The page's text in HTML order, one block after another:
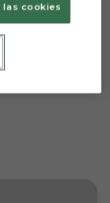
las cookies